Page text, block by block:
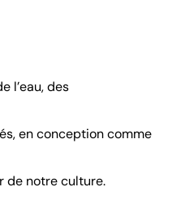
l’eau, des
en conception comme
de notre culture.